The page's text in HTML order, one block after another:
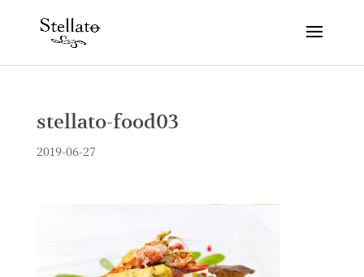
stellato-food03
2019-06-27